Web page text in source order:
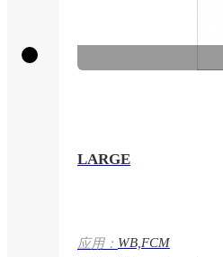
LARGE
应用： WB,FCM